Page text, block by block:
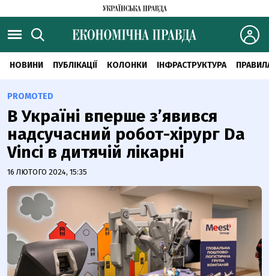
НОВИНИ ПУБЛІКАЦІЇ КОЛОНКИ ІНФРАСТРУКТУРА
PROMOTED
В Україні вперше з’явився
надсучасний робот-хірург Da
Vinci в дитячій лікарні
16 ЛЮТОГО 2024, 15:35